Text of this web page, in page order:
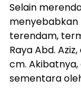
Selain
terendam,
Raya Abd.
cm.
sementara